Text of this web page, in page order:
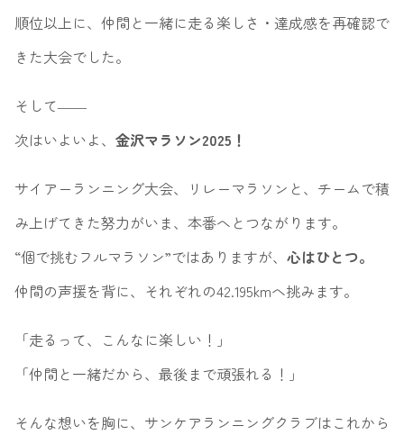
順位以上に、仲間と一緒に走る楽しさ・達成感を再確認で
きた大会でした。
そして――
次はいよいよ、 金沢マラソン2025！
サイアーランニング大会、リレーマラソンと、チームで積
み上げてきた努力がいま、本番へとつながります。
“個で挑むフルマラソン”ではありますが、 心はひとつ。
仲間の声援を背に、それぞれの42.195kmへ挑みます。
「走るって、こんなに楽しい！」
「仲間と一緒だから、最後まで頑張れる！」
そんな想いを胸に、サンケアランニングクラブはこれから